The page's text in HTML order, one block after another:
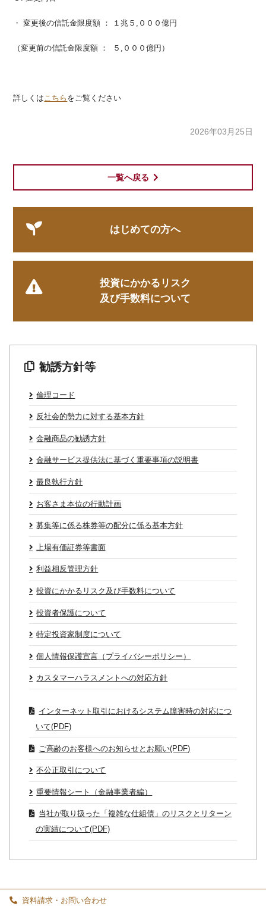
・ 変更後の信託金限度額 ： １兆５,０００億円
（変更前の信託金限度額 ： ５,０００億円）
詳しくは こちら をご覧ください
2026年03月25日
一覧へ戻る
はじめての方へ
投資にかかるリスク
及び手数料について
勧誘方針等
倫理コード
反社会的勢力に対する基本方針
金融商品の勧誘方針
金融サービス提供法に基づく重要事項の説明書
最良執行方針
お客さま本位の行動計画
募集等に係る株券等の配分に係る基本方針
上場有価証券等書面
利益相反管理方針
投資にかかるリスク及び手数料について
投資者保護について
特定投資家制度について
個人情報保護宣言（プライバシーポリシー）
カスタマーハラスメントへの対応方針
インターネット取引におけるシステム障害時の対応につ
いて(PDF)
ご高齢のお客様へのお知らせとお願い(PDF)
不公正取引について
重要情報シート（金融事業者編）
当社が取り扱った「複雑な仕組債」のリスクとリターン
の実績について(PDF)
資料請求・お問い合わせ